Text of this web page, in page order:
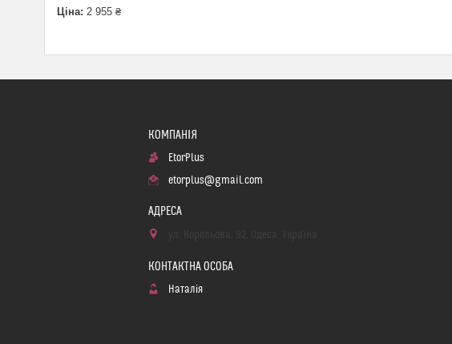
Ціна: 2 955 ₴
EtorPlus
etorplus@gmail.com
Наталія